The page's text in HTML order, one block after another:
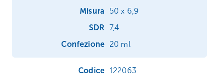
50 x 6,9
7,4
20 ml
122063